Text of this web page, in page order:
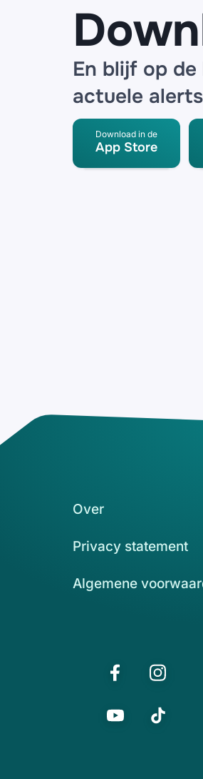
En blijf op
actuele
Download in de
App Store
Over
Privacy statement
Algemene